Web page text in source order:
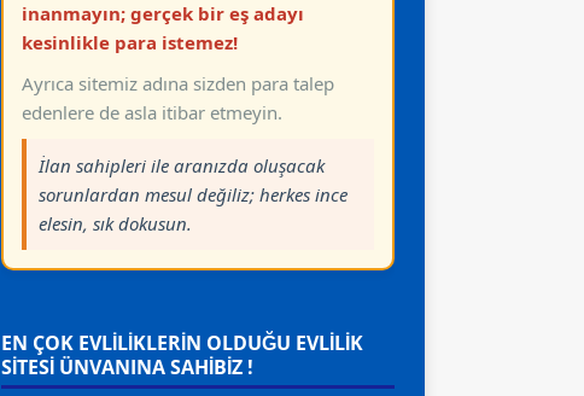
inanmayın; gerçek bir eş adayı
kesinlikle para istemez!
Ayrıca sitemiz adına sizden para talep
edenlere de asla itibar etmeyin.
İlan sahipleri ile aranızda oluşacak
sorunlardan mesul değiliz; herkes ince
elesin, sık dokusun.
EN ÇOK EVLİLİKLERİN OLDUĞU EVLİLİK
SİTESİ ÜNVANINA SAHİBİZ !